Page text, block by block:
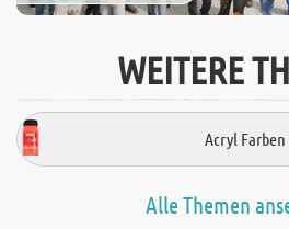
WEITERE
Acryl Farben
Alle Themen